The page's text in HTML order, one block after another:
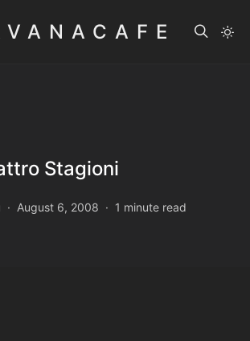
Stagioni
August 6, 2008 1 minute read